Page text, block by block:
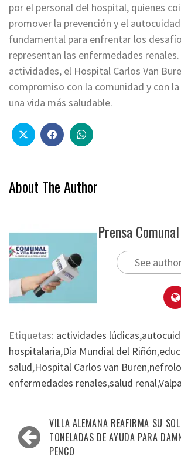
por el personal del hospital, quienes
promover la prevención y el
fundamental para enfrentar los
representan las enfermedades
actividades, el Hospital Carlos Van
compromiso con la comunidad y con
una vida más saludable.
About The Author
Prensa
See
Etiquetas: actividades lúdicas,
hospitalaria,Día Mundial del Riñón,
salud,Hospital Carlos van Buren,
enfermedades renales,salud renal,
VILLA ALEMANA REAFIRMA SU
TONELADAS DE AYUDA PARA
PENCO